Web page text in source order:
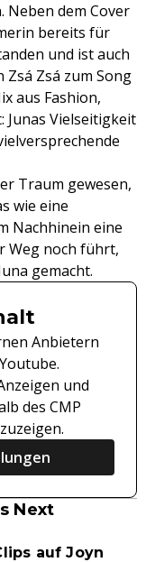
Neben dem Cover
bereits für
und ist auch
Zsá zum Song
aus Fashion,
Vielseitigkeit
Traum gewesen,
wie eine
Nachhinein eine
Weg noch führt,
gemacht.
Anbietern
und
des CMP
Next
auf Joyn